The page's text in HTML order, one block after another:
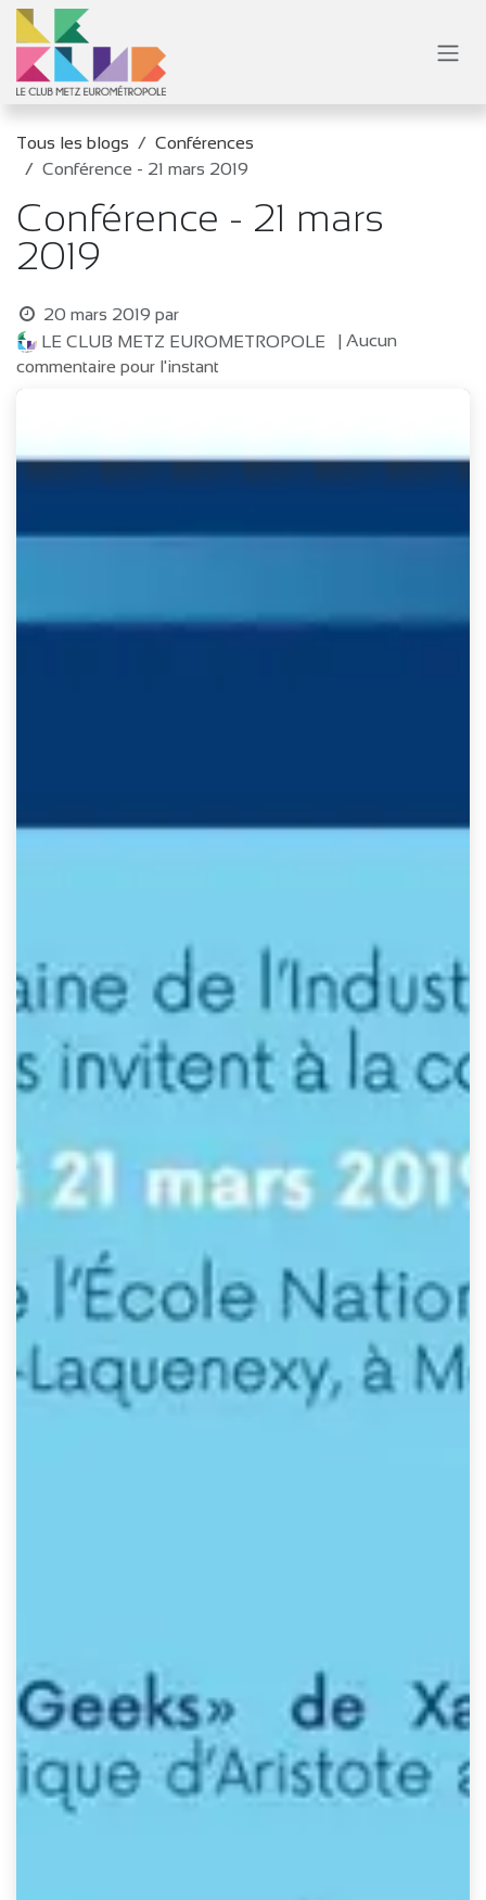
Se rendre au contenu
Tous les blogs
Conférences
Conférence - 21 mars 2019
Conférence - 21 mars
2019
20 mars 2019 par
LE CLUB METZ EUROMETROPOLE
| Aucun
commentaire pour l'instant